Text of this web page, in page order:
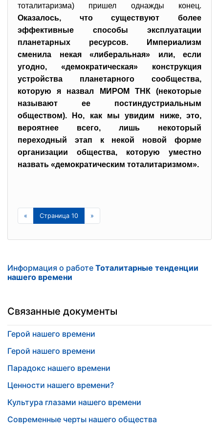
тоталитаризма) пришел однажды конец.
Оказалось, что существуют более
эффективные способы эксплуатации
планетарных ресурсов. Империализм
сменила некая «либеральная» или, если
угодно, «демократическая» конструкция
устройства планетарного сообщества,
которую я назвал МИРОМ ТНК (некоторые
называют ее постиндустриальным
обществом). Но, как мы увидим ниже, это,
вероятнее всего, лишь некоторый
переходный этап к некой новой форме
организации общества, которую уместно
назвать «демократическим тоталитаризмом».
« Страница 10 »
Информация о работе Тоталитарные тенденции
нашего времени
Связанные документы
Герой нашего времени
Герой нашего времени
Парадокс нашего времени
Ценности нашего времени?
Культура глазами нашего времени
Современные черты нашего общества